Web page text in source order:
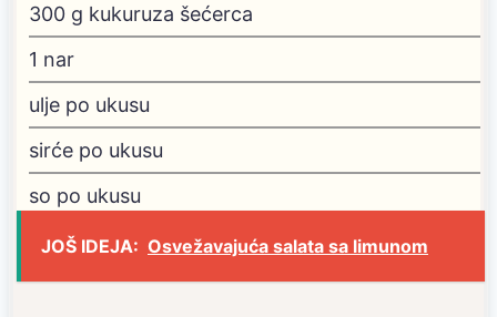
300 g kukuruza šećerca
1 nar
ulje po ukusu
sirće po ukusu
so po ukusu
JOŠ IDEJA: Osvežavajuća salata sa limunom